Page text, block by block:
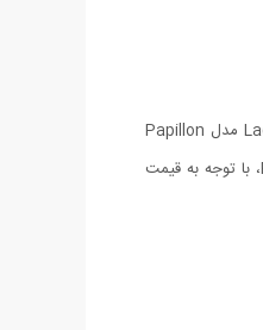
شرکت Lacoste، یکی از تولیدکنندگان ساعت‌های مچی با طرح‌های خاص و زیبا است. ساعت های ساخت این شرکت ساعت‌هایی دارای طرحی اسپرت و کلاسیک هستند. ساعت مچی Lacoste مدل Papillon
جديدترين محصول كمپاني محبوب لاگوست مي باشد. اين ساعت با شكل و شمايلي متفاوت جزو خانواده‌ی ساعت‌های مچی با طراحی مدرن می باشد. ساعت مچی Lacoste مدل Papillon، با توجه به قیمت